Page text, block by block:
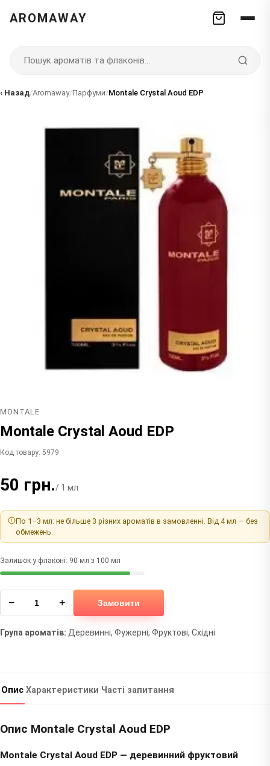
AROMAWAY
‹ Назад/Aromaway/Парфуми/Montale Crystal Aoud EDP
MONTALE
Montale Crystal Aoud EDP
Код товару: 5979
50 грн./ 1 мл
По 1–3 мл: не більше 3 різних ароматів в замовленні. Від 4 мл — без
обмежень.
Залишок у флаконі: 90 мл з 100 мл
− + Замовити
Група ароматів: Деревинні, Фужерні, Фруктові, Східні
Опис Характеристики Часті запитання
Опис Montale Crystal Aoud EDP
Montale Crystal Aoud EDP — деревинний фруктовий